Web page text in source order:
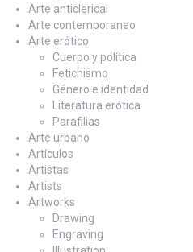
Arte anticlerical
Arte contemporaneo
Arte erótico
Cuerpo y política
Fetichismo
Género e identidad
Literatura erótica
Parafilias
Arte urbano
Artículos
Artistas
Artists
Artworks
Drawing
Engraving